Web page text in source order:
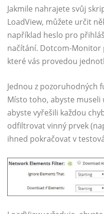
Jakmile nahrajete svůj
LoadView, můžete určit
například heslo pro
načítání. Dotcom-
které vás provedou
Jednou z pozoruhodných
Místo toho, abyste museli
abyste vyřešili každou
odfiltrovat vinný prvek
ihned pokračovat v